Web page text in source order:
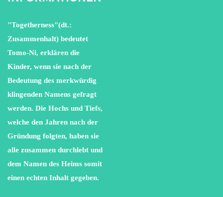
"Togetherness"(dt.:
Zusammenhalt) bedeutet
Tomo-Ni, erklären die
Kinder, wenn sie nach der
Bedeutung des merkwürdig
klingenden Namens gefragt
werden. Die Hochs und Tiefs,
welche den Jahren nach der
Gründung folgten, haben sie
alle zusammen durchlebt und
dem Namen des Heims somit
einen echten Inhalt gegeben.